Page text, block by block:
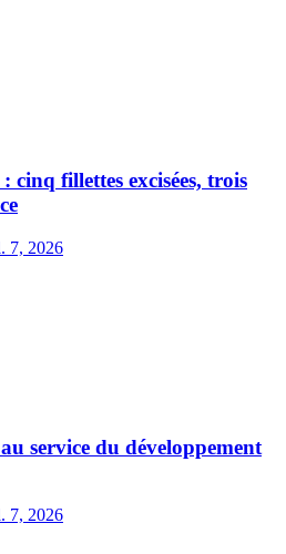
cinq fillettes excisées, trois
7, 2026
service du développement
7, 2026